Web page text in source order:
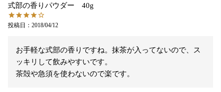
式部の香りパウダー 40g
投稿日 2018/04/12
お手軽な式部の香りですね。抹茶が入ってないので、ス
ッキリして飲みやすいです。